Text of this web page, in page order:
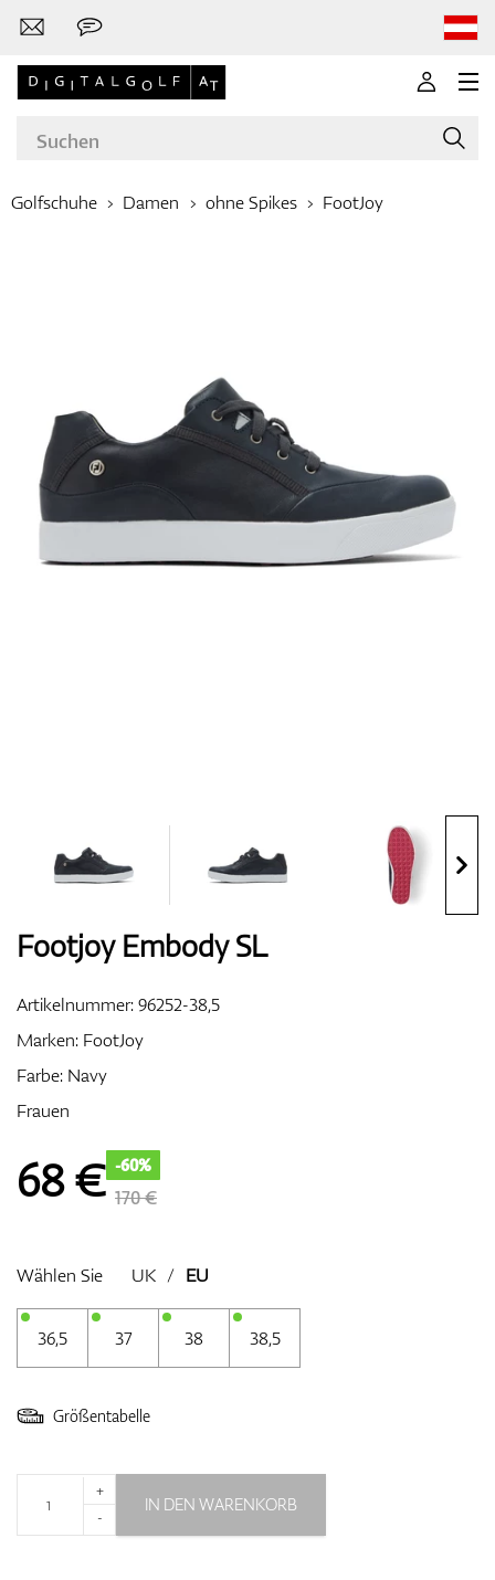
Bekleidung
Handschuhe
Bags
Entfernungsmesser & GPS
Golfschuhe Damen ohne Spikes FootJoy
Footjoy Embody SL
Artikelnummer:96252-38,5
Marken: FootJoy
Farbe: Navy
Frauen
68€ -60%
170 €
Wählen Sie UK / EU
36,5 37 38 38,5
Größentabelle
+
-
IN DEN WARENKORB